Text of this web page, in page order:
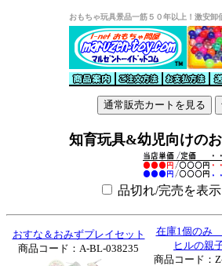
おもちゃ玩具景品一筋５０年以上！激安卸
知育玩具&幼児向けの
品切れ/完売を表
おすな＆おみずプレイセット
商品コード：A-BL-038235
在庫1個のみ
ヒルの親
商品コード：